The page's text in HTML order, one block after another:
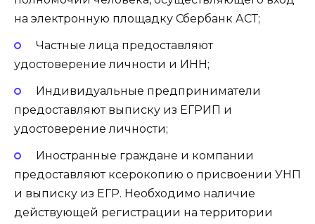
на электронную площадку Сбербанк АСТ;
Частные лица предоставляют
удостоверение личности и ИНН;
Индивидуальные предприниматели
предоставляют выписку из ЕГРИП и
удостоверение личности;
Иностранные граждане и компании
предоставляют ксерокопию о присвоении УНП
и выписку из ЕГР. Необходимо наличие
действующей регистрации на территории